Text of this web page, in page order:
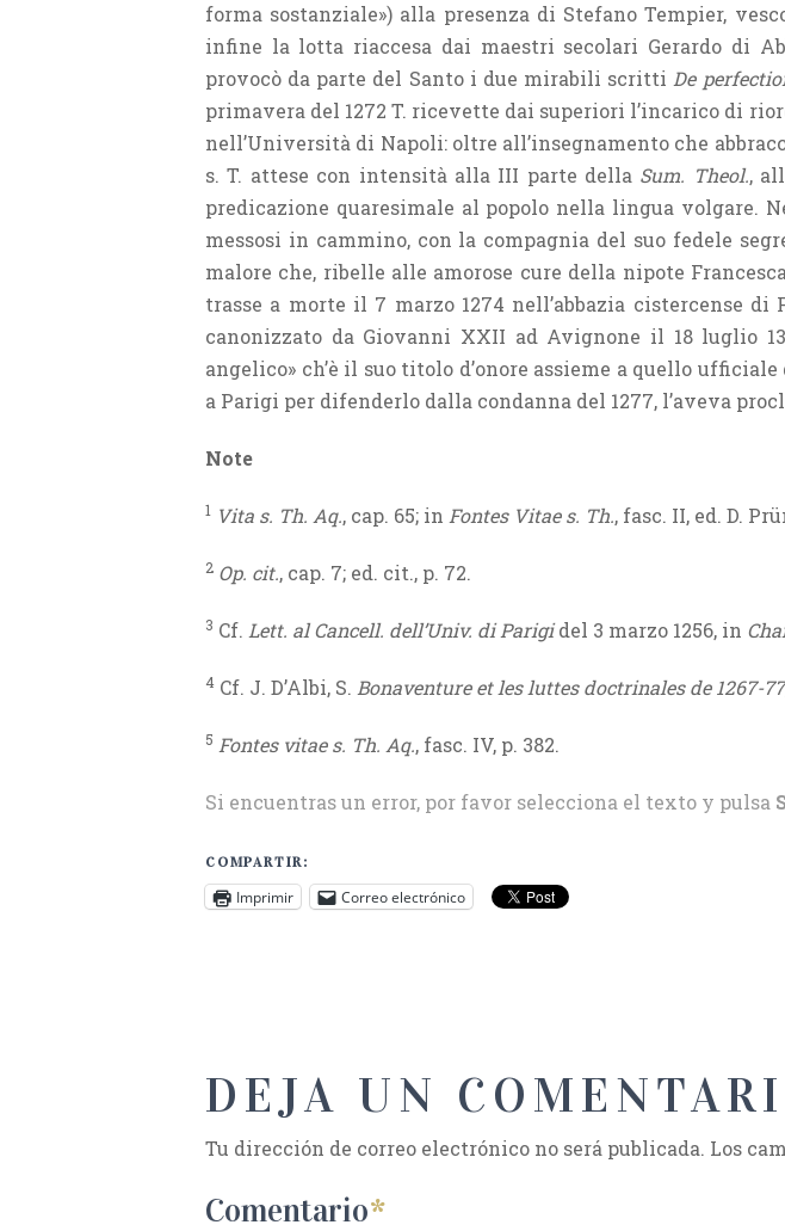
forma sostanziale») alla presenza di Stefano Tempier,
infine la lotta riaccesa dai maestri secolari Gerardo di
provocò da parte del Santo i due mirabili scritti De
primavera del 1272 T. ricevette dai superiori l’incarico di
nell’Università di Napoli: oltre all’insegnamento che
s. T. attese con intensità alla III parte della Sum. Theol.,
predicazione quaresimale al popolo nella lingua volgare.
messosi in cammino, con la compagnia del suo fedele
malore che, ribelle alle amorose cure della nipote
trasse a morte il 7 marzo 1274 nell’abbazia cistercense
canonizzato da Giovanni XXII ad Avignone il 18 luglio
angelico» ch’è il suo titolo d’onore assieme a quello ufficiale
a Parigi per difenderlo dalla condanna del 1277, l’aveva
Note
1 Vita s. Th. Aq., cap. 65; in Fontes Vitae s. Th., fasc. II, ed. D.
2 Op. cit., cap. 7; ed. cit., p. 72.
3 Cf. Lett. al Cancell. dell’Univ. di Parigidel 3 marzo 1256, in
4 Cf. J. D’Albi, S. Bonaventure et les luttes doctrinales de 1267-77
5 Fontes vitae s. Th. Aq., fasc. IV, p. 382.
Si encuentras un error, por favor selecciona el texto y pulsa
COMPARTIR:
Imprimir Correo electrónico
DEJA UN
Tu dirección de correo electrónico no será publicada. Los
Comentario*